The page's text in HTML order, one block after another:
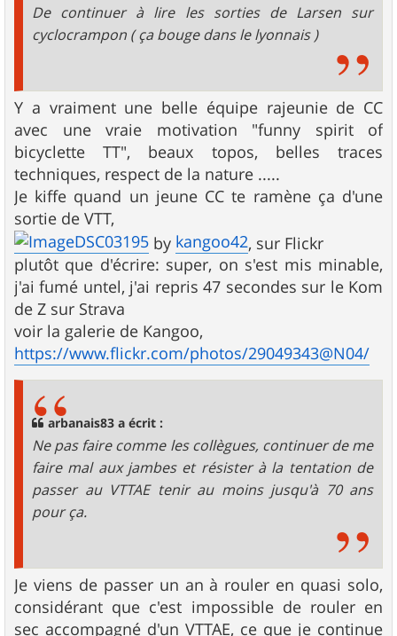
De continuer à lire les sorties de Larsen sur
cyclocrampon ( ça bouge dans le lyonnais )
Y a vraiment une belle équipe rajeunie de CC
avec une vraie motivation "funny spirit of
bicyclette TT", beaux topos, belles traces
techniques, respect de la nature .....
Je kiffe quand un jeune CC te ramène ça d'une
sortie de VTT,
DSC03195 by kangoo42, sur Flickr
plutôt que d'écrire: super, on s'est mis minable,
j'ai fumé untel, j'ai repris 47 secondes sur le Kom
de Z sur Strava
voir la galerie de Kangoo,
https://www.flickr.com/photos/29049343@N04/
arbanais83 a écrit :
Ne pas faire comme les collègues, continuer de me
faire mal aux jambes et résister à la tentation de
passer au VTTAE tenir au moins jusqu'à 70 ans
pour ça.
Je viens de passer un an à rouler en quasi solo,
considérant que c'est impossible de rouler en
sec accompagné d'un VTTAE, ce que je continue